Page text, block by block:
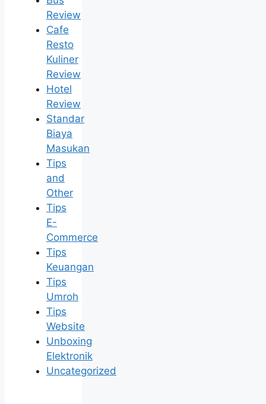
Review
Cafe
Resto
Kuliner
Review
Hotel
Review
Standar
Biaya
Masukan
Tips
and
Other
Tips
E-
Commerce
Tips
Keuangan
Tips
Umroh
Tips
Website
Unboxing
Elektronik
Uncategorized